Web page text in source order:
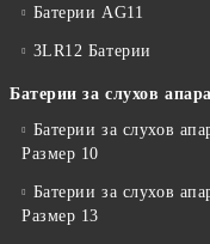
Батерии AG11
3LR12 Батерии
Батерии за слухов
Батерии за слухов
Размер 10
Батерии за слухов
Размер 13